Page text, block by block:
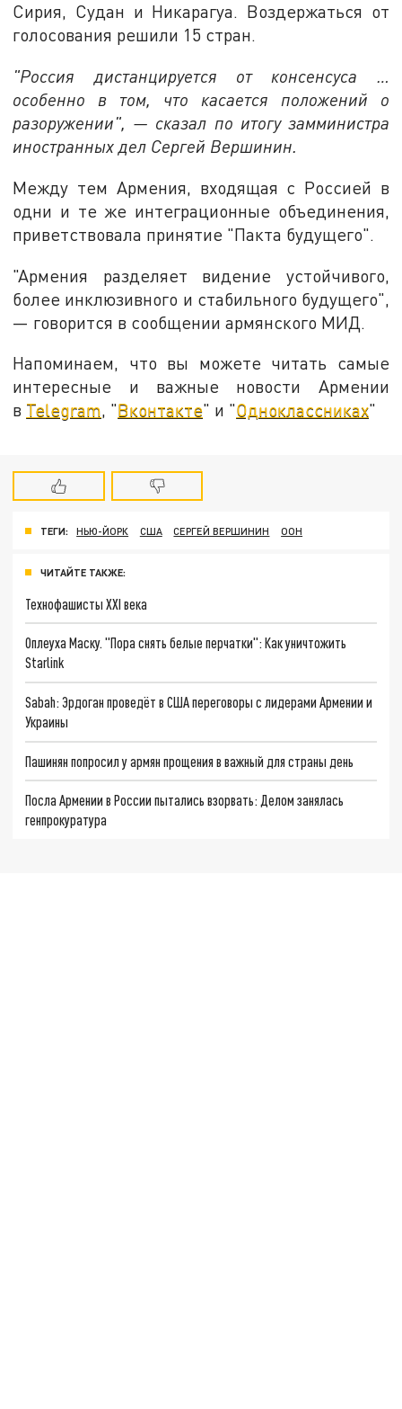
Сирия, Судан и Никарагуа. Воздержаться от
голосования решили 15 стран.
"Россия дистанцируется от консенсуса …
особенно в том, что касается положений о
разоружении", — сказал по итогу замминистра
иностранных дел Сергей Вершинин.
Между тем Армения, входящая с Россией в
одни и те же интеграционные объединения,
приветствовала принятие "Пакта будущего".
"Армения разделяет видение устойчивого,
более инклюзивного и стабильного будущего",
— говорится в сообщении армянского МИД.
Напоминаем, что вы можете читать самые
интересные и важные новости Армении
в Telegram, "Вконтакте" и "Одноклассниках"
ТЕГИ: НЬЮ-ЙОРК США СЕРГЕЙ ВЕРШИНИН ООН
ЧИТАЙТЕ ТАКЖЕ:
Технофашисты XXI века
Оплеуха Маску. "Пора снять белые перчатки": Как уничтожить
Starlink
Sabah: Эрдоган проведёт в США переговоры с лидерами Армении и
Украины
Пашинян попросил у армян прощения в важный для страны день
Посла Армении в России пытались взорвать: Делом занялась
генпрокуратура